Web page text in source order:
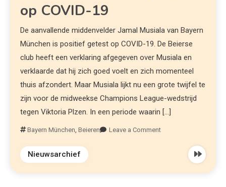
op COVID-19
De aanvallende middenvelder Jamal Musiala van Bayern
München is positief getest op COVID-19. De Beierse
club heeft een verklaring afgegeven over Musiala en
verklaarde dat hij zich goed voelt en zich momenteel
thuis afzondert. Maar Musiala lijkt nu een grote twijfel te
zijn voor de midweekse Champions League-wedstrijd
tegen Viktoria Plzen. In een periode waarin […]
Bayern München,Beieren Leave a Comment
Nieuwsarchief